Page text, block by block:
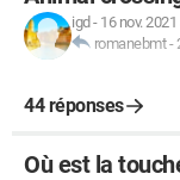
igd- 16 nov.
romanebmt-
44 réponses
Où est la